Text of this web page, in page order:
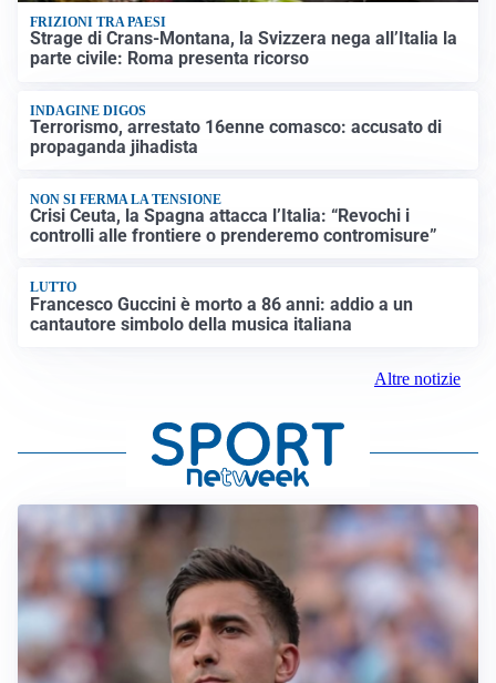
FRIZIONI TRA PAESI
Strage di Crans-Montana, la Svizzera nega all’Italia la
parte civile: Roma presenta ricorso
INDAGINE DIGOS
Terrorismo, arrestato 16enne comasco: accusato di
propaganda jihadista
NON SI FERMA LA TENSIONE
Crisi Ceuta, la Spagna attacca l’Italia: “Revochi i
controlli alle frontiere o prenderemo contromisure”
LUTTO
Francesco Guccini è morto a 86 anni: addio a un
cantautore simbolo della musica italiana
Altre notizie